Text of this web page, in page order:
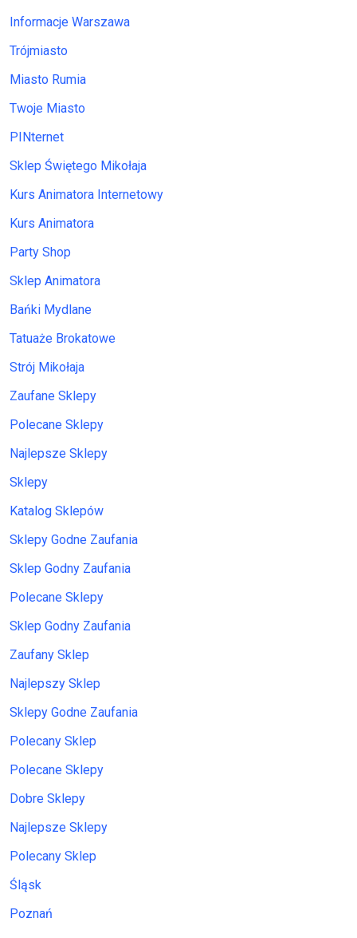
Informacje Warszawa
Trójmiasto
Miasto Rumia
Twoje Miasto
PINternet
Sklep Świętego Mikołaja
Kurs Animatora Internetowy
Kurs Animatora
Party Shop
Sklep Animatora
Bańki Mydlane
Tatuaże Brokatowe
Strój Mikołaja
Zaufane Sklepy
Polecane Sklepy
Najlepsze Sklepy
Sklepy
Katalog Sklepów
Sklepy Godne Zaufania
Sklep Godny Zaufania
Polecane Sklepy
Sklep Godny Zaufania
Zaufany Sklep
Najlepszy Sklep
Sklepy Godne Zaufania
Polecany Sklep
Polecane Sklepy
Dobre Sklepy
Najlepsze Sklepy
Polecany Sklep
Śląsk
Poznań